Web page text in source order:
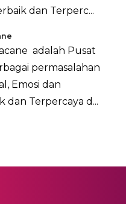
dan Terperc...
adalah Pusat
permasalahan
Emosi dan
dan Terpercaya d...